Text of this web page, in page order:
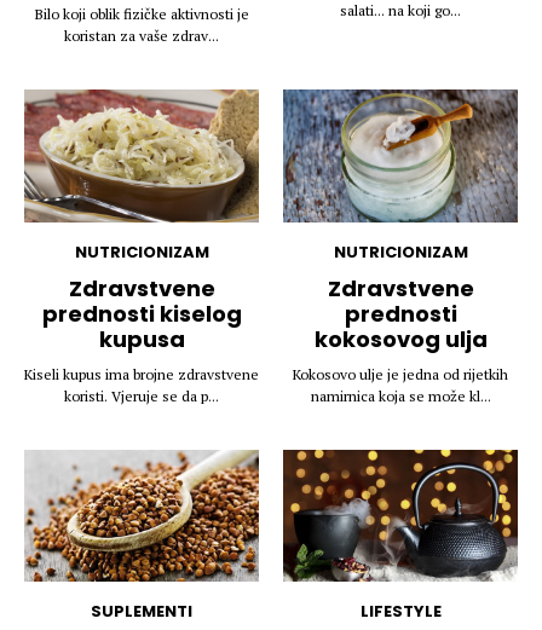
Bilo koji oblik fizičke aktivnosti je
koristan za vaše zdrav...
salati... na koji go...
NUTRICIONIZAM
Zdravstvene
prednosti kiselog
kupusa
Kiseli kupus ima brojne zdravstvene
koristi. Vjeruje se da p...
NUTRICIONIZAM
Zdravstvene
prednosti
kokosovog ulja
Kokosovo ulje je jedna od rijetkih
namirnica koja se može kl...
SUPLEMENTI LIFESTYLE